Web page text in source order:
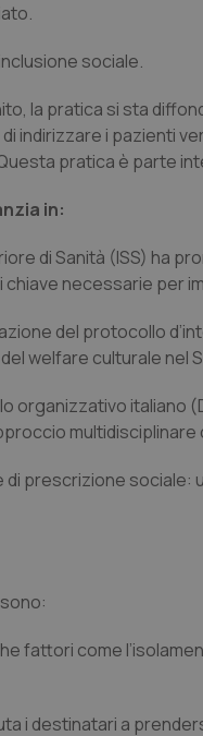
sociale.
la pratica si sta
indirizzare i pazienti
pratica è parte
in:
di Sanità (ISS) ha
necessarie per
del protocollo
welfare culturale nel
organizzativo italiano
di prescrizione sociale:
fattori come
i destinatari a
PHPSESSID
_ga_KM60CM4NPH
Nome
_ga_0VMQEQKQ1N
Nome
__Secure-
tracking-sites-